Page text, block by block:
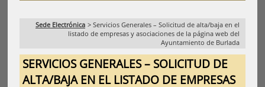
Sede Electrónica > Servicios Generales – Solicitud de alta/baja en el
listado de empresas y asociaciones de la página web del
Ayuntamiento de Burlada
SERVICIOS GENERALES – SOLICITUD DE
ALTA/BAJA EN EL LISTADO DE EMPRESAS